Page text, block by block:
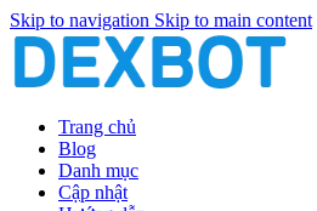
Skip to navigation Skip to main content
Trang chủ
Blog
Danh mục
Cập nhật